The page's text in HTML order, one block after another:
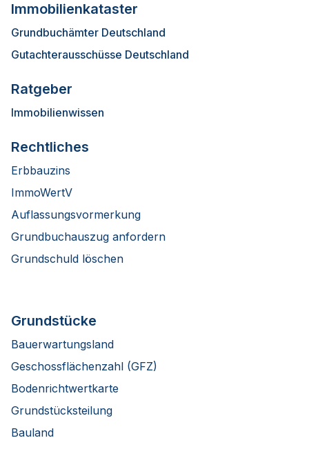
Immobilienkataster
Grundbuchämter Deutschland
Gutachterausschüsse Deutschland
Ratgeber
Immobilienwissen
Rechtliches
Erbbauzins
ImmoWertV
Auflassungsvormerkung
Grundbuchauszug anfordern
Grundschuld löschen
Grundstücke
Bauerwartungsland
Geschossflächenzahl (GFZ)
Bodenrichtwertkarte
Grundstücksteilung
Bauland